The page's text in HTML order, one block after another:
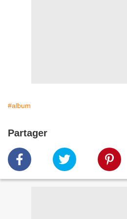
#album
Partager